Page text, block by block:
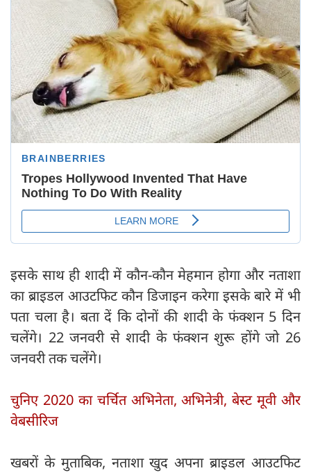
इसके साथ ही शादी में कौन-कौन मेहमान होगा और नताशा
का ब्राइडल आउटफिट कौन डिजाइन करेगा इसके बारे में भी
पता चला है। बता दें कि दोनों की शादी के फंक्शन 5 दिन
चलेंगे। 22 जनवरी से शादी के फंक्शन शुरू होंगे जो 26
जनवरी तक चलेंगे।
चुनिए 2020 का चर्चित अभिनेता, अभिनेत्री, बेस्ट मूवी और
वेबसीरिज
खबरों के मुताबिक, नताशा खुद अपना ब्राइडल आउटफिट